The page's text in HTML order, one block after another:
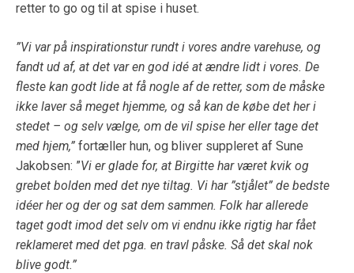
retter to go og til at spise i huset.
”Vi var på inspirationstur rundt i vores andre varehuse, og
fandt ud af, at det var en god idé at ændre lidt i vores. De
fleste kan godt lide at få nogle af de retter, som de måske
ikke laver så meget hjemme, og så kan de købe det her i
stedet – og selv vælge, om de vil spise her eller tage det
med hjem,” fortæller hun, og bliver suppleret af Sune
Jakobsen: ”Vi er glade for, at Birgitte har været kvik og
grebet bolden med det nye tiltag. Vi har ”stjålet” de bedste
idéer her og der og sat dem sammen. Folk har allerede
taget godt imod det selv om vi endnu ikke rigtig har fået
reklameret med det pga. en travl påske. Så det skal nok
blive godt.”